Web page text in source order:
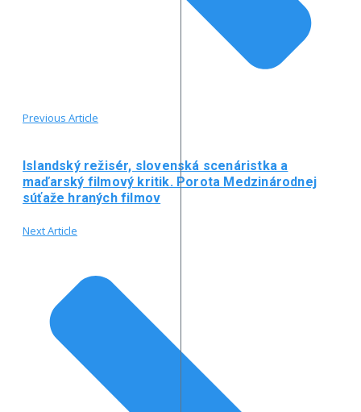
Previous Article
Islandský režisér, slovenská scenáristka a
maďarský filmový kritik. Porota Medzinárodnej
súťaže hraných filmov
Next Article